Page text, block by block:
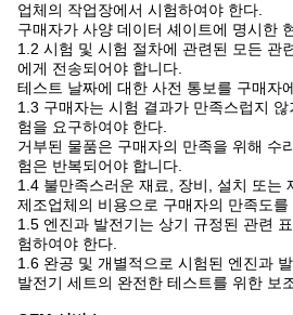
업체의 작업장에서 시험하여야 한다.
구매자가 사양 데이터 셰이트에 명시한
1.2 시험 및 시험 절차에 관련된 모든 관
에게 전송되어야 합니다.
테스트 날짜에 대한 사전 통보를 구매자
1.3 구매자는 시험 결과가 만족스럽지
험을 요구하여야 한다.
거부된 물품은 구매자의 만족을 위해 수
험은 반복되어야 합니다.
1.4 불만족스러운 재료, 장비, 설치 또는
제조업체의 비용으로 구매자의 만족도를
1.5 엔진과 발전기는 상기 규정된 관련
험하여야 한다.
1.6 완공 및 개별적으로 시험된 엔진과
발전기 세트의 완전한 테스트를 위한 보